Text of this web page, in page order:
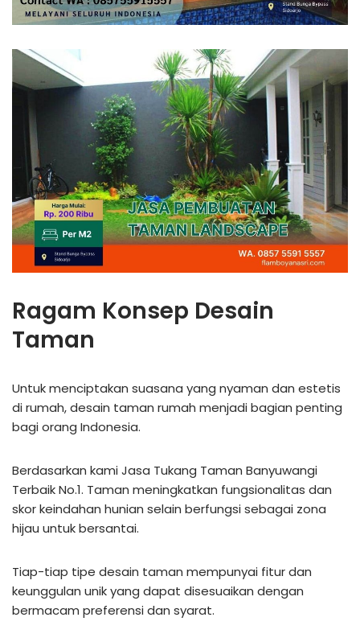
Ragam Konsep Desain
Taman
Untuk menciptakan suasana yang nyaman dan estetis
di rumah, desain taman rumah menjadi bagian penting
bagi orang Indonesia.
Berdasarkan kami Jasa Tukang Taman Banyuwangi
Terbaik No.1. Taman meningkatkan fungsionalitas dan
skor keindahan hunian selain berfungsi sebagai zona
hijau untuk bersantai.
Tiap-tiap tipe desain taman mempunyai fitur dan
keunggulan unik yang dapat disesuaikan dengan
bermacam preferensi dan syarat.